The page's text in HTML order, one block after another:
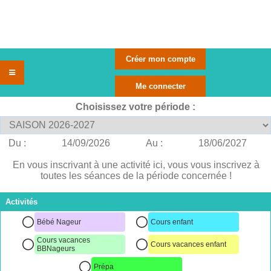
Choisissez votre période :
Du : 14/09/2026 Au : 18/06/2027
En vous inscrivant à une activité ici, vous vous inscrivez à
toutes les séances de la période concernée !
Activités
Bébé Nageur Cours enfant
Cours vacances
BBNageurs
Cours vacances enfant
Prépa